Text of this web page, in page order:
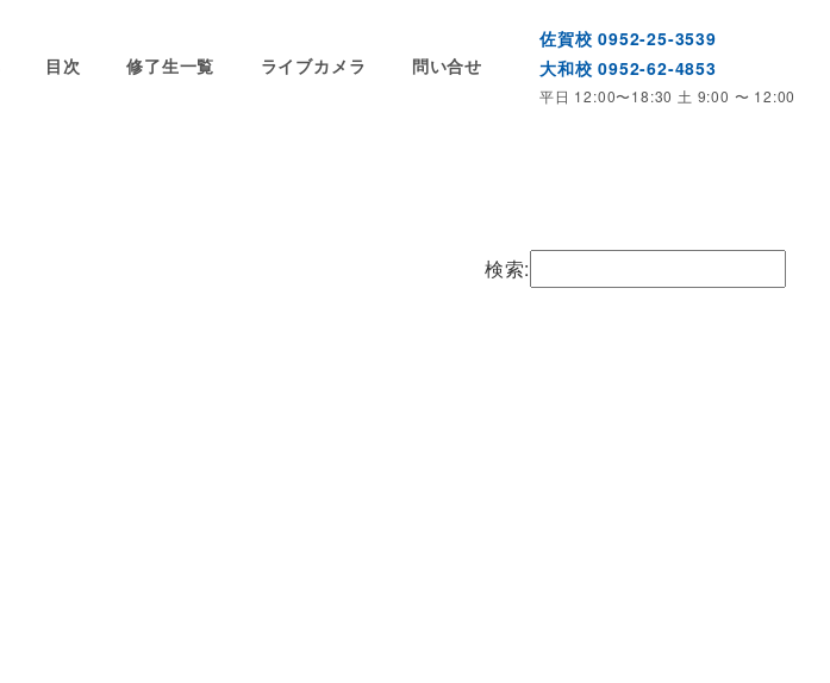
目次 修了生一覧 ライブカメラ 問い合せ
佐賀校 0952-25-3539
大和校 0952-62-4853
平日 12:00〜18:30 土 9:00 〜 12:00
検索: